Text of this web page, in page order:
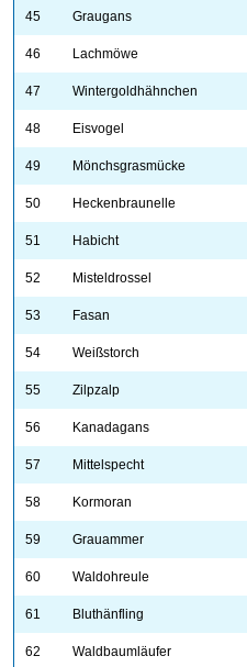
45 Graugans
46 Lachmöwe
47 Wintergoldhähnchen
48 Eisvogel
49 Mönchsgrasmücke
50 Heckenbraunelle
51 Habicht
52 Misteldrossel
53 Fasan
54 Weißstorch
55 Zilpzalp
56 Kanadagans
57 Mittelspecht
58 Kormoran
59 Grauammer
60 Waldohreule
61 Bluthänfling
62 Waldbaumläufer